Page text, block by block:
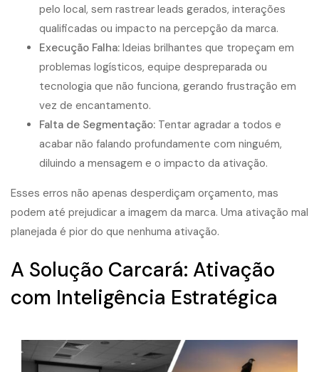
pelo local, sem rastrear leads gerados, interações
qualificadas ou impacto na percepção da marca.
Execução Falha: Ideias brilhantes que tropeçam em
problemas logísticos, equipe despreparada ou
tecnologia que não funciona, gerando frustração em
vez de encantamento.
Falta de Segmentação: Tentar agradar a todos e
acabar não falando profundamente com ninguém,
diluindo a mensagem e o impacto da ativação.
Esses erros não apenas desperdiçam orçamento, mas
podem até prejudicar a imagem da marca. Uma ativação mal
planejada é pior do que nenhuma ativação.
A Solução Carcará: Ativação
com Inteligência Estratégica